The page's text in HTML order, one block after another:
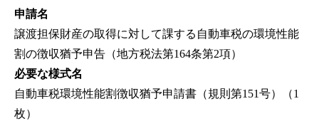
申請名
譲渡担保財産の取得に対して課する自動車税の環境性能
割の徴収猶予申告（地方税法第164条第2項）
必要な様式名
自動車税環境性能割徴収猶予申請書（規則第151号）（1
枚）